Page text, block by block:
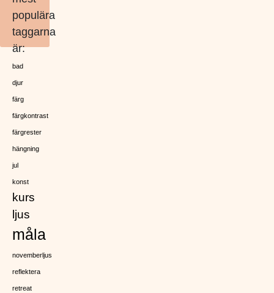
populära
taggarna
är:
bad
djur
färg
färgkontrast
färgrester
hängning
jul
konst
kurs
ljus
måla
novemberljus
reflektera
retreat